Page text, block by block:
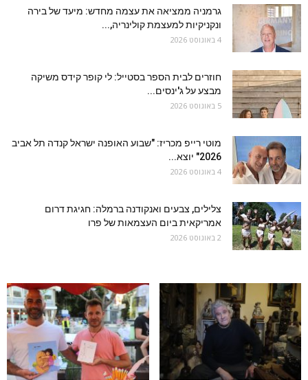
גרמניה ממציאה את עצמה מחדש: מיעד של בירה
ונקניקיות למעצמת קולינריה,...
4 באוגוסט 2026
חוזרים לבית הספר בסטייל: לי קופר קידס משיקה
מבצע על ג'ינסים...
5 באוגוסט 2026
מוטי רייפ מכריז: "שבוע האופנה ישראל קנדה תל אביב
2026" יוצא...
4 באוגוסט 2026
צלילים, צבעים ואנקודנה ברמלה: חגיגת דרום
אמריקאית ביום העצמאות של פרו
2 באוגוסט 2026